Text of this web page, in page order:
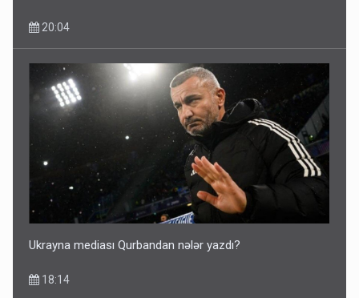
20:04
Ukrayna mediası Qurbandan nələr yazdı?
18:14